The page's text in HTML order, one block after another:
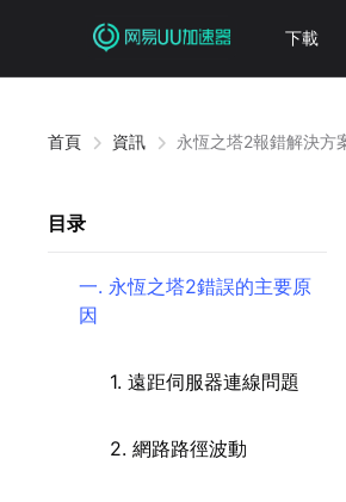
下載
首頁 資訊 永恆之塔2報錯解決方
目录
一. 永恆之塔2錯誤的主要原
因
1. 遠距伺服器連線問題
2. 網路路徑波動